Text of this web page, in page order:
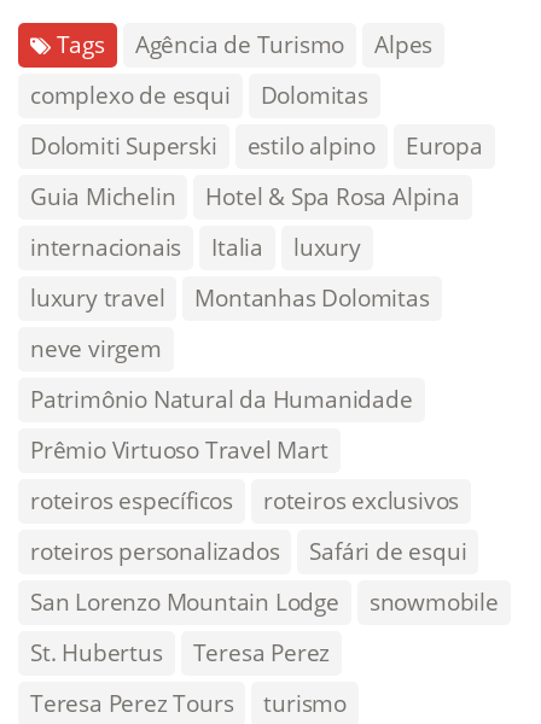
Tags Agência de Turismo
Alpes
complexo de esqui
Dolomitas
Dolomiti Superski
estilo alpino
Europa
Guia Michelin
Hotel & Spa Rosa Alpina
internacionais
Italia
luxury
luxury travel
Montanhas Dolomitas
neve virgem
Patrimônio Natural da Humanidade
Prêmio Virtuoso Travel Mart
roteiros específicos
roteiros exclusivos
roteiros personalizados
Safári de esqui
San Lorenzo Mountain Lodge
snowmobile
St. Hubertus
Teresa Perez
Teresa Perez Tours
turismo